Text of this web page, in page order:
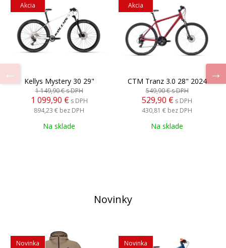
Akcia
Kellys Mystery 30 29"
1 149,90 €s DPH
1 099,90 € s DPH
894,23 € bez DPH
Na sklade
Akcia
CTM Tranz 3.0 28" 2024
549,90 €s DPH
529,90 € s DPH
430,81 € bez DPH
Na sklade
Novinky
Novinka Novinka